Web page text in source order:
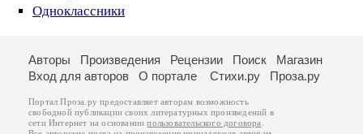
Одноклассники
Авторы Произведения Рецензии Поиск
Магазин
Вход для авторов
О портале Стихи.ру Проза.ру
Портал Проза.ру предоставляет авторам возможность
свободной публикации своих литературных произведений в
сети Интернет на основаниипользовательского договора